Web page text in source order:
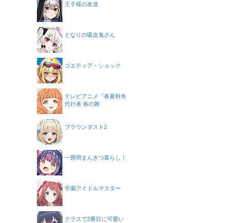
王子様の友達
となりの吸血鬼さん
ゴエティア・ショック
テレビアニメ『春夏秋冬
代行者 春の舞
ブラウンダスト2
一畳間まんきつ暮らし！
学園アイドルマスター
クラスで2番目に可愛い